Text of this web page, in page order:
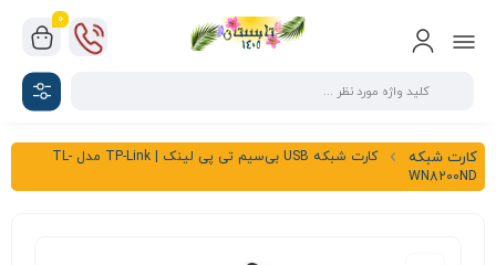
0
کارت شبکه
کارت شبکه USB بی‌سیم تی پی لينک | TP-Link مدل TL-
WN8200ND